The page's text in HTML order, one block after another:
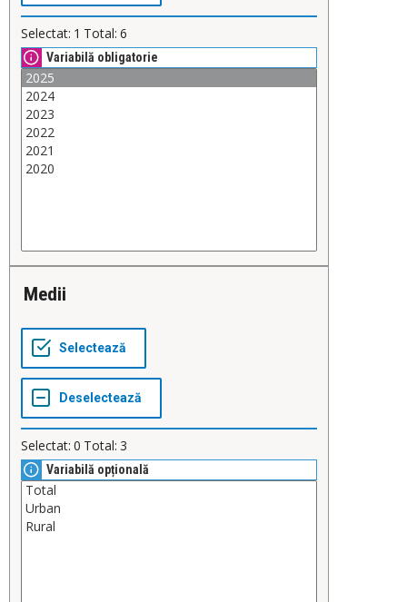
Selectat: 1 Total: 6
Variabilă obligatorie
Medii
Selectat: 0 Total: 3
Variabilă opțională